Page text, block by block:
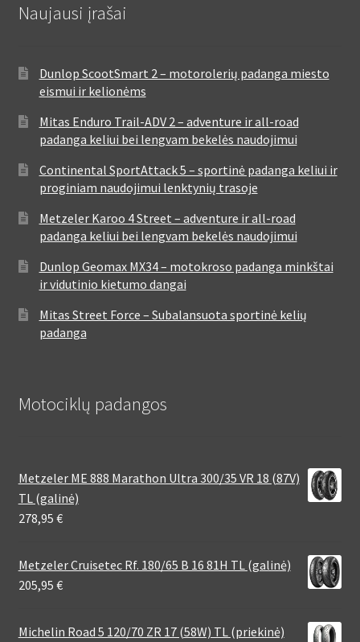
Naujausi įrašai
Dunlop ScootSmart 2 – motorolerių padanga miesto
eismui ir kelionėms
Mitas Enduro Trail-ADV 2 – adventure ir all-road
padanga keliui bei lengvam bekelės naudojimui
Continental SportAttack 5 – sportinė padanga keliui ir
proginiam naudojimui lenktynių trasoje
Metzeler Karoo 4 Street – adventure ir all-road
padanga keliui bei lengvam bekelės naudojimui
Dunlop Geomax MX34 – motokroso padanga minkštai
ir vidutinio kietumo dangai
Mitas Street Force – Subalansuota sportinė kelių
padanga
Motociklų padangos
Metzeler ME 888 Marathon Ultra 300/35 VR 18 (87V)
TL (galinė)
278,95 €
Metzeler Cruisetec Rf. 180/65 B 16 81H TL (galinė)
205,95 €
Michelin Road 5 120/70 ZR 17 (58W) TL (priekinė)